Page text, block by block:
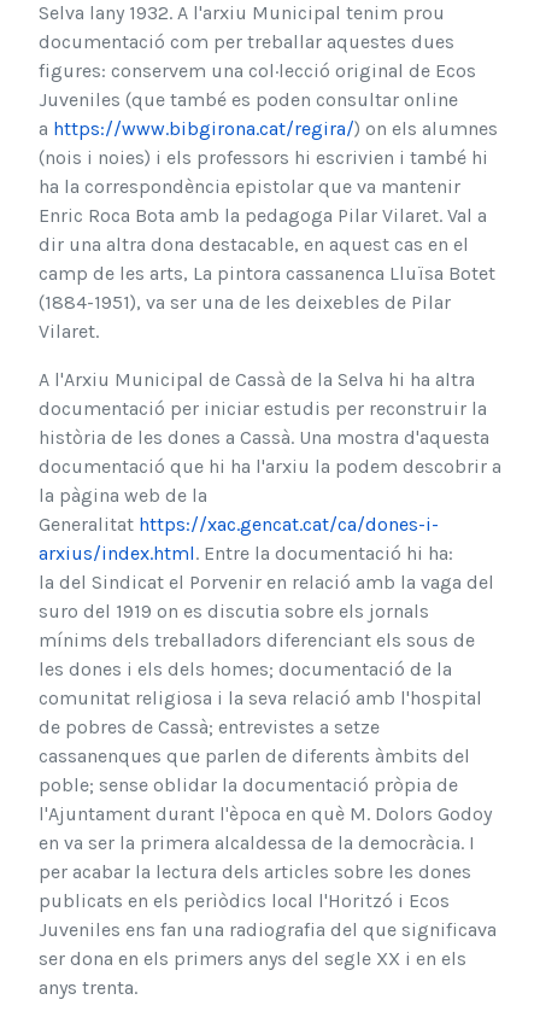
Selva lany 1932. A l'arxiu Municipal tenim prou
documentació com per treballar aquestes dues
figures: conservem una col·lecció original de Ecos
Juveniles (que també es poden consultar online
a https://www.bibgirona.cat/regira/) on els alumnes
(nois i noies) i els professors hi escrivien i també hi
ha la correspondència epistolar que va mantenir
Enric Roca Bota amb la pedagoga Pilar Vilaret. Val a
dir una altra dona destacable, en aquest cas en el
camp de les arts, La pintora cassanenca Lluïsa Botet
(1884-1951), va ser una de les deixebles de Pilar
Vilaret.
A l'Arxiu Municipal de Cassà de la Selva hi ha altra
documentació per iniciar estudis per reconstruir la
història de les dones a Cassà. Una mostra d'aquesta
documentació que hi ha l'arxiu la podem descobrir a
la pàgina web de la
Generalitat https://xac.gencat.cat/ca/dones-i-
arxius/index.html. Entre la documentació hi ha:
la del Sindicat el Porvenir en relació amb la vaga del
suro del 1919 on es discutia sobre els jornals
mínims dels treballadors diferenciant els sous de
les dones i els dels homes; documentació de la
comunitat religiosa i la seva relació amb l'hospital
de pobres de Cassà; entrevistes a setze
cassanenques que parlen de diferents àmbits del
poble; sense oblidar la documentació pròpia de
l'Ajuntament durant l'època en què M. Dolors Godoy
en va ser la primera alcaldessa de la democràcia. I
per acabar la lectura dels articles sobre les dones
publicats en els periòdics local l'Horitzó i Ecos
Juveniles ens fan una radiografia del que significava
ser dona en els primers anys del segle XX i en els
anys trenta.